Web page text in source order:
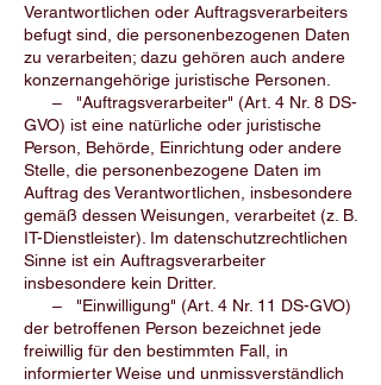
Verantwortlichen oder Auftragsverarbeiters
befugt sind, die personenbezogenen Daten
zu verarbeiten; dazu gehören auch andere
konzernangehörige juristische Personen.
– "Auftragsverarbeiter" (Art. 4 Nr. 8 DS-
GVO) ist eine natürliche oder juristische
Person, Behörde, Einrichtung oder andere
Stelle, die personenbezogene Daten im
Auftrag des Verantwortlichen, insbesondere
gemäß dessen Weisungen, verarbeitet (z. B.
IT-Dienstleister). Im datenschutzrechtlichen
Sinne ist ein Auftragsverarbeiter
insbesondere kein Dritter.
– "Einwilligung" (Art. 4 Nr. 11 DS-GVO)
der betroffenen Person bezeichnet jede
freiwillig für den bestimmten Fall, in
informierter Weise und unmissverständlich